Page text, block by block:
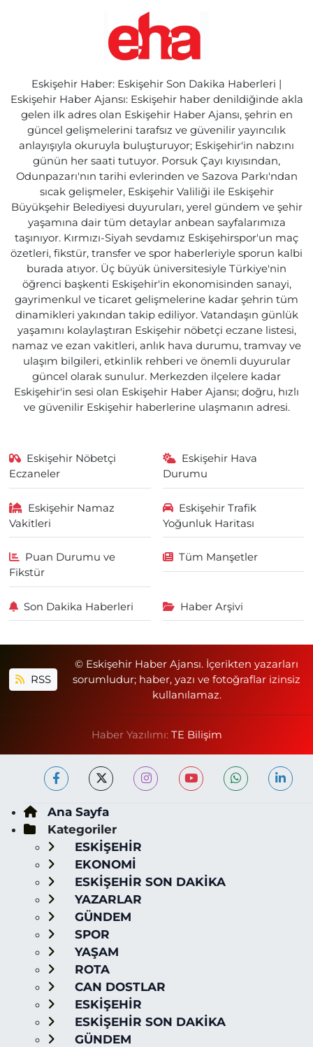
Eskişehir Haber: Eskişehir Son Dakika Haberleri |
Eskişehir Haber Ajansı: Eskişehir haber denildiğinde akla
gelen ilk adres olan Eskişehir Haber Ajansı, şehrin en
güncel gelişmelerini tarafsız ve güvenilir yayıncılık
anlayışıyla okuruyla buluşturuyor; Eskişehir'in nabzını
günün her saati tutuyor. Porsuk Çayı kıyısından,
Odunpazarı'nın tarihi evlerinden ve Sazova Parkı'ndan
sıcak gelişmeler, Eskişehir Valiliği ile Eskişehir
Büyükşehir Belediyesi duyuruları, yerel gündem ve şehir
yaşamına dair tüm detaylar anbean sayfalarımıza
taşınıyor. Kırmızı-Siyah sevdamız Eskişehirspor'un maç
özetleri, fikstür, transfer ve spor haberleriyle sporun kalbi
burada atıyor. Üç büyük üniversitesiyle Türkiye'nin
öğrenci başkenti Eskişehir'in ekonomisinden sanayi,
gayrimenkul ve ticaret gelişmelerine kadar şehrin tüm
dinamikleri yakından takip ediliyor. Vatandaşın günlük
yaşamını kolaylaştıran Eskişehir nöbetçi eczane listesi,
namaz ve ezan vakitleri, anlık hava durumu, tramvay ve
ulaşım bilgileri, etkinlik rehberi ve önemli duyurular
güncel olarak sunulur. Merkezden ilçelere kadar
Eskişehir'in sesi olan Eskişehir Haber Ajansı; doğru, hızlı
ve güvenilir Eskişehir haberlerine ulaşmanın adresi.
Eskişehir Nöbetçi
Eczaneler
Eskişehir Hava
Durumu
Eskişehir Namaz
Vakitleri
Eskişehir Trafik
Yoğunluk Haritası
Puan Durumu ve
Fikstür
Tüm Manşetler
Son Dakika Haberleri Haber Arşivi
RSS
© Eskişehir Haber Ajansı. İçerikten yazarları
sorumludur; haber, yazı ve fotoğraflar izinsiz
kullanılamaz.
Haber Yazılımı: TE Bilişim
Ana Sayfa
Kategoriler
ESKİŞEHİR
EKONOMİ
ESKİŞEHİR SON DAKİKA
YAZARLAR
GÜNDEM
SPOR
YAŞAM
ROTA
CAN DOSTLAR
ESKİŞEHİR
ESKİŞEHİR SON DAKİKA
GÜNDEM